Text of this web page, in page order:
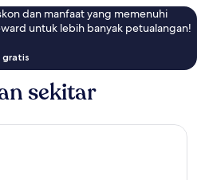
dan manfaat yang memenuhi
untuk lebih banyak petualangan!
gratis
sekitar